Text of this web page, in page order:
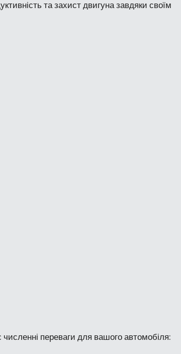
та захист двигуна завдяки своїм
переваги для вашого автомобіля: